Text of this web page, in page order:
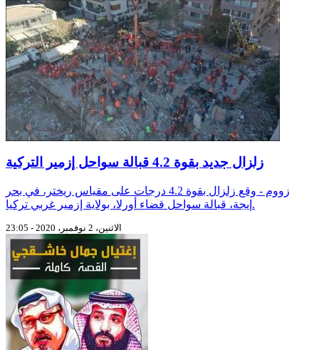
زلزال جديد بقوة 4.2 قبالة سواحل إزمير التركية
زووم - وقع زلزال بقوة 4.2 درجات على مقياس ريختر، في بحر
إيجة، قبالة سواحل قضاء أورلا، بولاية إزمير غربي تركيا.
الاثنين، 2 نوفمبر، 2020 - 23:05